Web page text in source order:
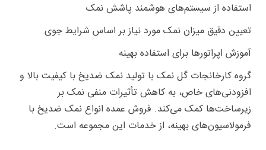
استفاده از سیستم‌های هوشمند پاشش نمک
تعیین دقیق میزان نمک مورد نیاز بر اساس شرایط جوی
آموزش اپراتورها برای استفاده بهینه
گروه کارخانجات گل نمک با تولید نمک ضدیخ با کیفیت بالا و
افزودنی‌های خاص، به کاهش تأثیرات منفی نمک بر
زیرساخت‌ها کمک می‌کند. فروش عمده انواع نمک ضدیخ با
فرمولاسیون‌های بهینه، از خدمات این مجموعه است.